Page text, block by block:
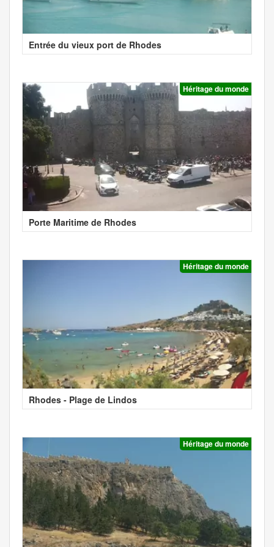
Entrée du vieux port de Rhodes
Héritage du monde
Porte Maritime de Rhodes
Héritage du monde
Rhodes - Plage de Lindos
Héritage du monde